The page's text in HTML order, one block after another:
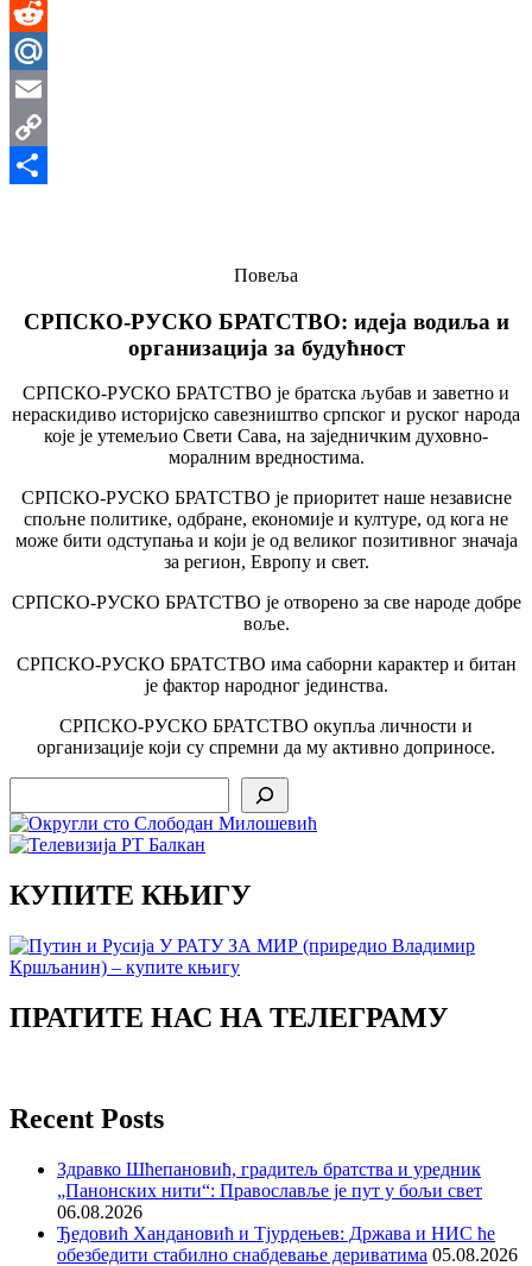
LinkedIn
Reddit
Mail.Ru
Email
Copy
Повеља
СРПСКО-РУСКО БРАТСТВО: идеја водиља и
организација за будућност
СРПСКО-РУСКО БРАТСТВО је братска љубав и заветно и
нераскидиво историјско савезништво српског и руског народа
које је утемељио Свети Сава, на заједничким духовно-
моралним вредностима.
СРПСКО-РУСКО БРАТСТВО је приоритет наше независне
спољне политике, одбране, економије и културе, од кога не
може бити одступања и који је од великог позитивног значаја
за регион, Европу и свет.
СРПСКО-РУСКО БРАТСТВО је отворено за све народе добре
воље.
СРПСКО-РУСКО БРАТСТВО има саборни карактер и битан
је фактор народног јединства.
СРПСКО-РУСКО БРАТСТВО окупља личности и
организације који су спремни да му активно доприносе.
КУПИТЕ КЊИГУ
ПРАТИТЕ НАС НА ТЕЛЕГРАМУ
Recent Posts
Здравко Шћепановић, градитељ братства и уредник
„Панонских нити“: Православље је пут у бољи свет
06.08.2026
Ђедовић Хандановић и Тјурдењев: Држава и НИС ће
обезбедити стабилно снабдевање дериватима 05.08.2026